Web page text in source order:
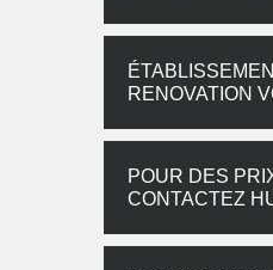
RENOVATION
POUR DES
CONTACTEZ